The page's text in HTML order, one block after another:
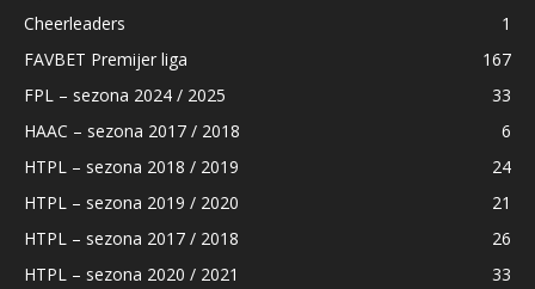
Cheerleaders
1
FAVBET Premijer liga
167
FPL – sezona 2024 / 2025
33
HAAC – sezona 2017 / 2018
6
HTPL – sezona 2018 / 2019
24
HTPL – sezona 2019 / 2020
21
HTPL – sezona 2017 / 2018
26
HTPL – sezona 2020 / 2021
33